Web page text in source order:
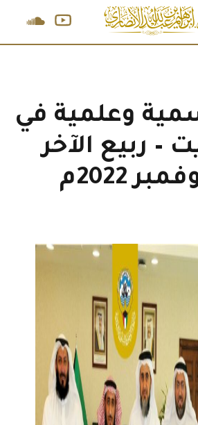
وعلمية في
– ربيع الآخر